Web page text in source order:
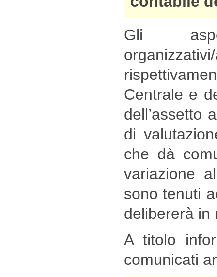
Gli
Centrale e
dell’assetto
di
che dà
variazione
sono tenuti
delibererà in
A titolo
comunicati